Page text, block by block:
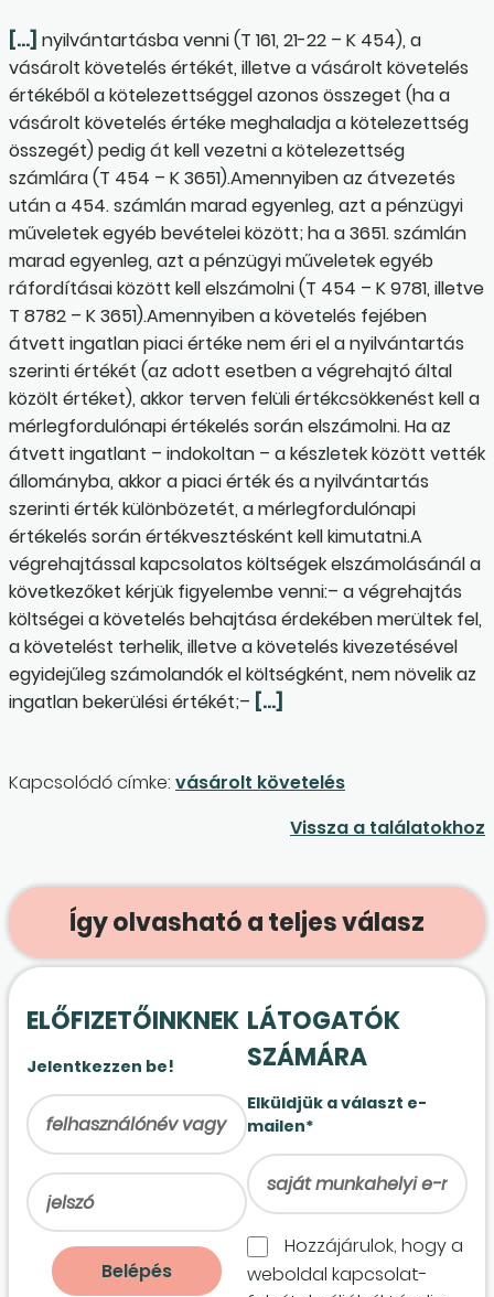
[…] nyilvántartásba venni (T 161, 21-22 – K 454), a
vásárolt követelés értékét, illetve a vásárolt követelés
értékéből a kötelezettséggel azonos összeget (ha a
vásárolt követelés értéke meghaladja a kötelezettség
összegét) pedig át kell vezetni a kötelezettség
számlára (T 454 – K 3651).Amennyiben az átvezetés
után a 454. számlán marad egyenleg, azt a pénzügyi
műveletek egyéb bevételei között; ha a 3651. számlán
marad egyenleg, azt a pénzügyi műveletek egyéb
ráfordításai között kell elszámolni (T 454 – K 9781, illetve
T 8782 – K 3651).Amennyiben a követelés fejében
átvett ingatlan piaci értéke nem éri el a nyilvántartás
szerinti értékét (az adott esetben a végrehajtó által
közölt értéket), akkor terven felüli értékcsökkenést kell a
mérlegfordulónapi értékelés során elszámolni. Ha az
átvett ingatlant – indokoltan – a készletek között vették
állományba, akkor a piaci érték és a nyilvántartás
szerinti érték különbözetét, a mérlegfordulónapi
értékelés során értékvesztésként kell kimutatni.A
végrehajtással kapcsolatos költségek elszámolásánál a
következőket kérjük figyelembe venni:– a végrehajtás
költségei a követelés behajtása érdekében merültek fel,
a követelést terhelik, illetve a követelés kivezetésével
egyidejűleg számolandók el költségként, nem növelik az
ingatlan bekerülési értékét;– […]
Kapcsolódó címke: vásárolt követelés
Vissza a találatokhoz
Így olvasható a teljes válasz
ELŐFIZETŐINKNEK
Jelentkezzen be!
LÁTOGATÓK
SZÁMÁRA
Elküldjük a választ e-
mailen*
Hozzájárulok, hogy a
weboldal kapcso­lat­